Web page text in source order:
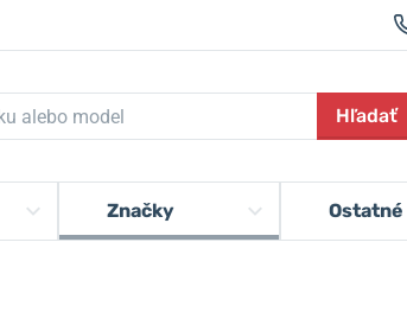
Hľadať
Značky Ostatné